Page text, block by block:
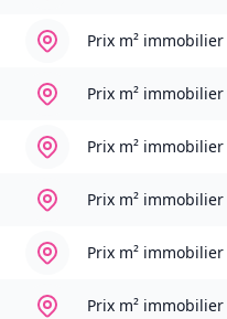
Prix m² immobilier
Prix m² immobilier
Prix m² immobilier
Prix m² immobilier
Prix m² immobilier
Prix m² immobilier